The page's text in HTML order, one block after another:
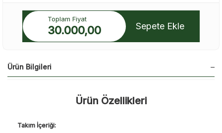
Toplam Fiyat
30.000,00 Sepete Ekle
Ürün Bilgileri
Ürün Özellikleri
Takım İçeriği: